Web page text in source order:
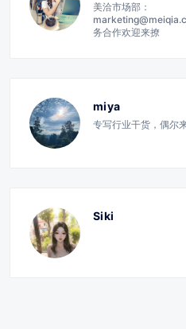
美洽市场部：
务合作欢迎来撩
miya
专写行业干货，偶尔
Siki